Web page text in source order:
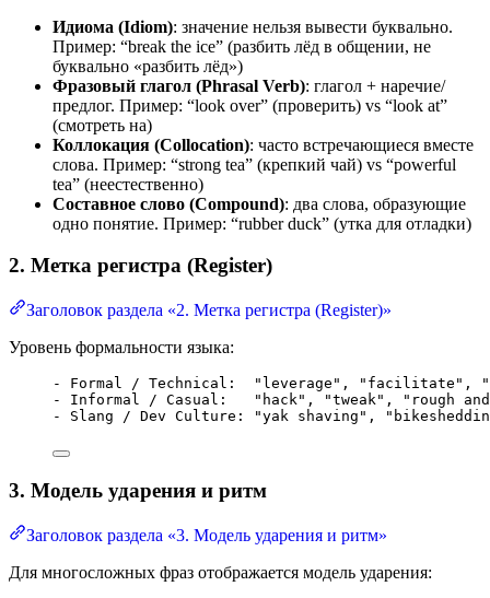
Идиома (Idiom): значение нельзя вывести буквально.
Пример: “break the ice” (разбить лёд в общении, не
буквально «разбить лёд»)
Фразовый глагол (Phrasal Verb): глагол + наречие/
предлог. Пример: “look over” (проверить) vs “look at”
(смотреть на)
Коллокация (Collocation): часто встречающиеся вместе
слова. Пример: “strong tea” (крепкий чай) vs “powerful
tea” (неестественно)
Составное слово (Compound): два слова, образующие
одно понятие. Пример: “rubber duck” (утка для отладки)
2. Метка регистра (Register)
Заголовок раздела «2. Метка регистра (Register)»
Уровень формальности языка:
- Formal / Technical:  "leverage", "facilitate",
- Informal / Casual:   "hack", "tweak", "rough
- Slang / Dev Culture: "yak shaving",
3. Модель ударения и ритм
Заголовок раздела «3. Модель ударения и ритм»
Для многосложных фраз отображается модель ударения: